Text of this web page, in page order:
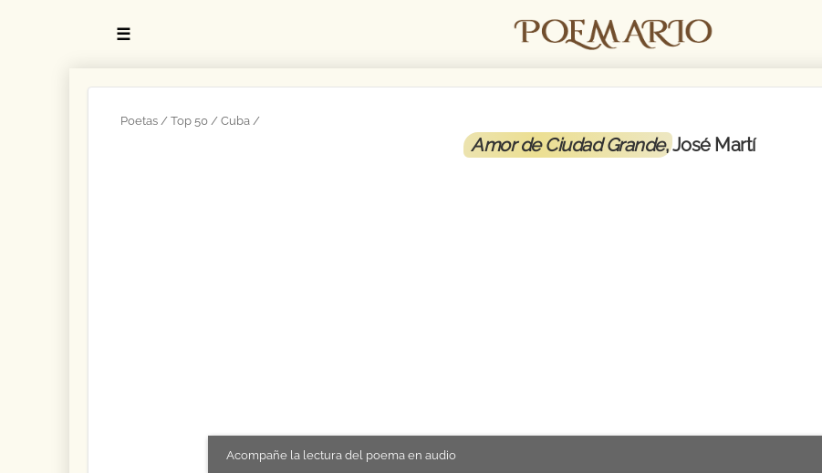
☰
Poetas Top 50 Cuba
Amor de Ciudad Grande, José Martí
Acompañe la lectura del poema en audio